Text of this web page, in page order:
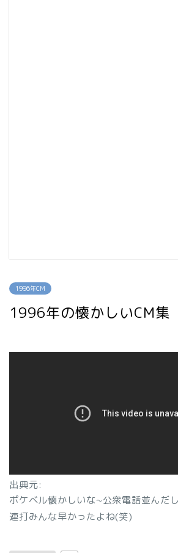
1996年CM
1996年の懐かしいCM集
出典元:
ポケベル懐かしいな~公衆電話並んだ
連打みんな早かったよね(笑)